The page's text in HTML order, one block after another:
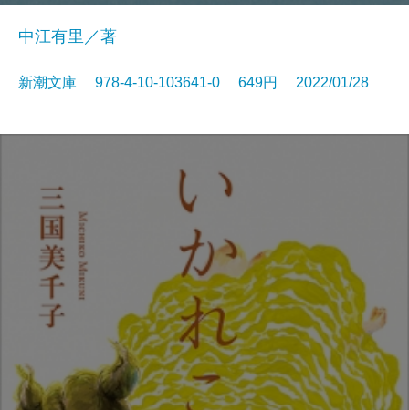
中江有里／著
新潮文庫 978-4-10-103641-0 649円 2022/01/28